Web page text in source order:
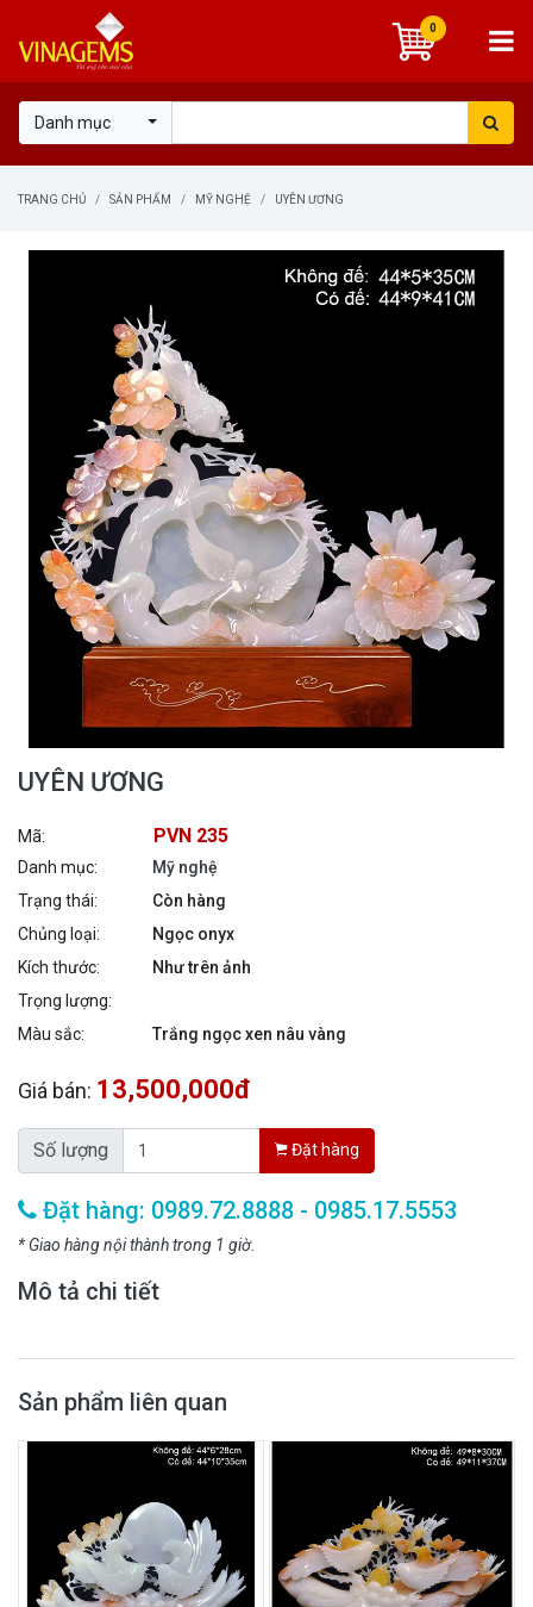
Danh mục
0
TRANG CHỦ SẢN PHẨM MỸ NGHỆ UYÊN ƯƠNG
UYÊN ƯƠNG
Mã: PVN 235
Danh mục:
Mỹ nghệ
Trạng thái:
Còn hàng
Chủng loại:
Ngọc onyx
Kích thước:
Như trên ảnh
Trọng lượng:
Màu sắc:
Trắng ngọc xen nâu vàng
Giá bán: 13,500,000đ
Số lượng Đặt hàng
Đặt hàng: 0989.72.8888 - 0985.17.5553
* Giao hàng nội thành trong 1 giờ.
Mô tả chi tiết
Sản phẩm liên quan